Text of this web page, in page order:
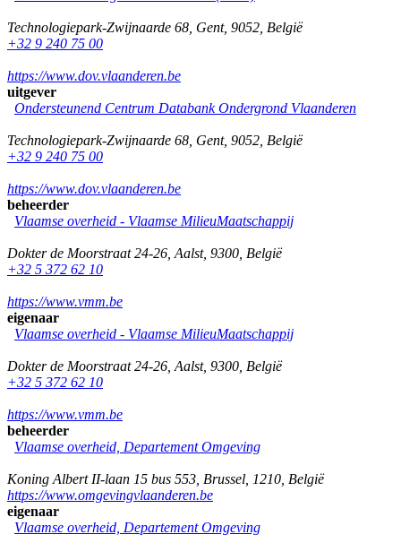
Technologiepark-Zwijnaarde 68 Gent, 9052 België
+32 9 240 75 00
https://www.dov.vlaanderen.be
uitgever
Ondersteunend Centrum Databank Ondergrond Vlaanderen
Technologiepark-Zwijnaarde 68 Gent, 9052 België
+32 9 240 75 00
https://www.dov.vlaanderen.be
beheerder
Vlaamse overheid - Vlaamse MilieuMaatschappij
Dokter de Moorstraat 24-26 Aalst, 9300 België
+32 5 372 62 10
https://www.vmm.be
eigenaar
Vlaamse overheid - Vlaamse MilieuMaatschappij
Dokter de Moorstraat 24-26 Aalst, 9300 België
+32 5 372 62 10
https://www.vmm.be
beheerder
Vlaamse overheid, Departement Omgeving
Koning Albert II-laan 15 bus 553 Brussel 1210 België
https://www.omgevingvlaanderen.be
eigenaar
Vlaamse overheid, Departement Omgeving